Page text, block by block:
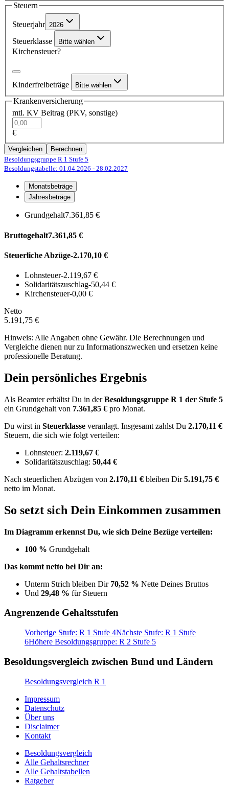
Steuern
Steuerjahr 2026
Steuerklasse Bitte wählen
Kirchensteuer?
Kinderfreibeträge Bitte wählen
Krankenversicherung
mtl. KV Beitrag (PKV, sonstige)
€
Vergleichen
Berechnen
Besoldungsgruppe R 1 Stufe 5
Besoldungstabelle: 01.04.2026 - 28.02.2027
Monatsbeträge
Jahresbeträge
Grundgehalt7.361,85 €
Bruttogehalt7.361,85 €
Steuerliche Abzüge-2.170,10 €
Lohnsteuer-2.119,67 €
Solidaritätszuschlag-50,44 €
Kirchensteuer-0,00 €
Netto
5.191,75 €
Hinweis: Alle Angaben ohne Gewähr. Die Berechnungen und
Vergleiche dienen nur zu Informationszwecken und ersetzen keine
professionelle Beratung.
Dein persönliches Ergebnis
Als Beamter erhältst Du in derBesoldungsgruppe R 1 der Stufe 5
ein Grundgehalt von 7.361,85 € pro Monat.
Du wirst in Steuerklasse veranlagt. Insgesamt zahlst Du 2.170,11 €
Steuern, die sich wie folgt verteilen:
Lohnsteuer: 2.119,67 €
Solidaritätszuschlag: 50,44 €
Nach steuerlichen Abzügen von 2.170,11 € bleiben Dir5.191,75 €
netto im Monat.
So setzt sich Dein Einkommen zusammen
Im Diagramm erkennst Du, wie sich Deine Bezüge verteilen:
100 % Grundgehalt
Das kommt netto bei Dir an:
Unterm Strich bleiben Dir 70,52 % Nette Deines Bruttos
Und 29,48 % für Steuern
Angrenzende Gehaltsstufen
Vorherige Stufe: R 1 Stufe 4Nächste Stufe: R 1 Stufe
6Höhere Besoldungsgruppe: R 2 Stufe 5
Besoldungsvergleich zwischen Bund und Ländern
Besoldungsvergleich R 1
Impressum
Datenschutz
Über uns
Disclaimer
Kontakt
Besoldungsvergleich
Alle Gehaltsrechner
Alle Gehaltstabellen
Ratgeber